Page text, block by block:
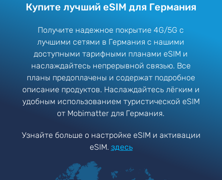
Купите лучший eSIM для Германия
Получите надежное покрытие 4G/5G с
лучшими сетями в Германия с нашими
доступными тарифными планами eSIM и
наслаждайтесь непрерывной связью. Все
планы предоплачены и содержат подробное
описание продуктов. Наслаждайтесь лёгким и
удобным использованием туристической eSIM
от Mobimatter для Германия.
Узнайте больше о настройке eSIM и активации
eSIM. здесь